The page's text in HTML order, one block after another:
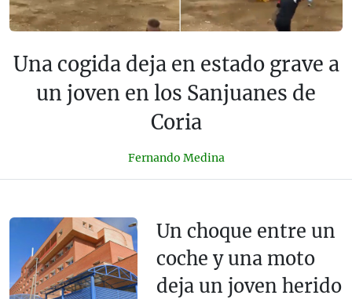
Una cogida deja en estado grave a
un joven en los Sanjuanes de
Coria
Fernando Medina
Un choque entre un
coche y una moto
deja un joven herido